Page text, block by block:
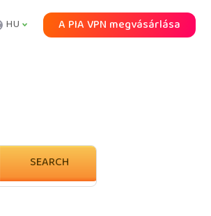
HU A PIA VPN megvásárlása
SEARCH